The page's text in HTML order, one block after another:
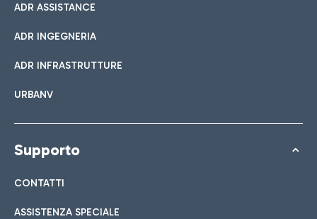
ADR ASSISTANCE
ADR INGEGNERIA
ADR INFRASTRUTTURE
URBANV
Supporto
CONTATTI
ASSISTENZA SPECIALE